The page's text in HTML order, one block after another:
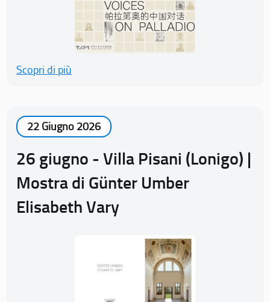
Scopri di più
22 Giugno 2026
26 giugno - Villa Pisani (Lonigo) |
Mostra di Günter Umber
Elisabeth Vary